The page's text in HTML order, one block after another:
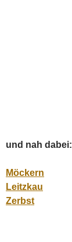
und nah dabei:
Möckern
Leitzkau
Zerbst